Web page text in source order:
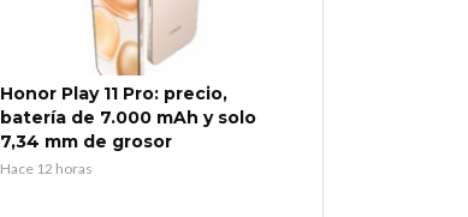
Honor Play 11 Pro: precio,
batería de 7.000 mAh y solo
7,34 mm de grosor
Hace 12 horas